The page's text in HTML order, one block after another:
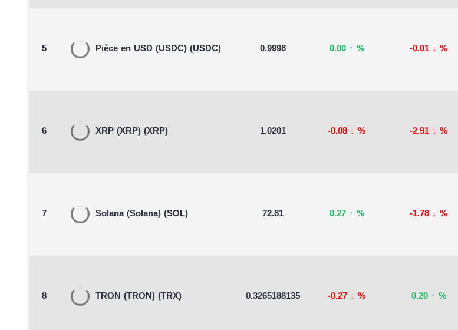
5 Pièce en USD (USDC) (USDC) 0.9998 0.00 ↑ % -0.01 ↓ %
6 XRP (XRP) (XRP) 1.0201 -0.08 ↓ % -2.91 ↓ %
7 Solana (Solana) (SOL) 72.81 0.27 ↑ % -1.78 ↓ %
8 TRON (TRON) (TRX) 0.3265188135 -0.27 ↓ % 0.20 ↑ %